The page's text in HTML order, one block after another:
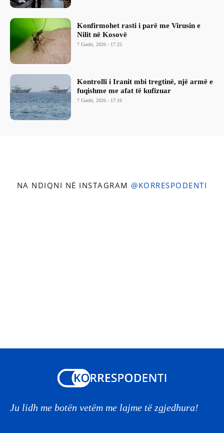
Konfirmohet rasti i parë me Virusin e
Nilit në Kosovë
7 Gusht, 2026 - 17:22
Kontrolli i Iranit mbi tregtinë, një armë e
fuqishme me afat të kufizuar
7 Gusht, 2026 - 17:16
NA NDIQNI NË INSTAGRAM @KORRESPODENTI
Ju lidh me botën vetëm me lajme të zgjedhura!